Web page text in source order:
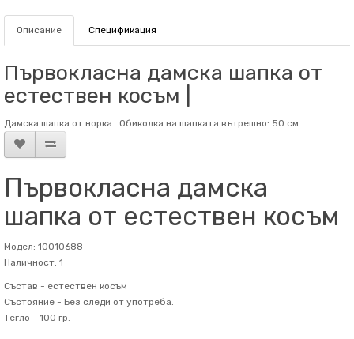
Описание Спецификация
Първокласна дамска шапка от
естествен косъм |
Дамска шапка от норка . Обиколка на шапката вътрешно: 50 см.
Първокласна дамска
шапка от естествен косъм
Модел: 10010688
Наличност: 1
Състав - естествен косъм
Състояние - Без следи от употреба.
Тегло - 100 гр.